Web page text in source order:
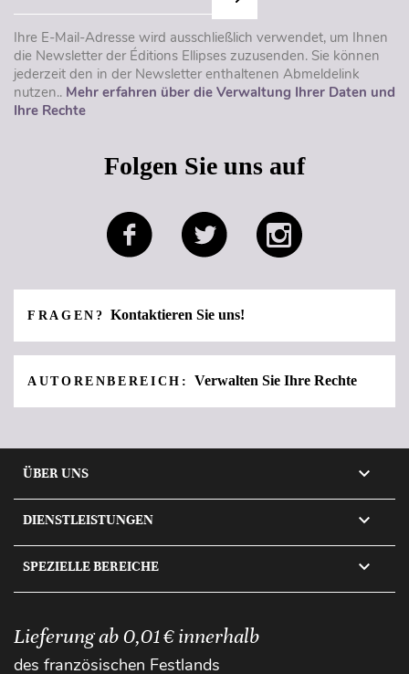
Ihre E-Mail-Adresse wird ausschließlich verwendet, um Ihnen
die Newsletter der Éditions Ellipses zuzusenden. Sie können
jederzeit den in der Newsletter enthaltenen Abmeldelink
nutzen.. Mehr erfahren über die Verwaltung Ihrer Daten und
Ihre Rechte
Folgen Sie uns auf
FRAGEN?Kontaktieren Sie uns!
AUTORENBEREICH:Verwalten Sie Ihre Rechte
ÜBER UNS 
DIENSTLEISTUNGEN 
SPEZIELLE BEREICHE 
Lieferung ab 0,01 € innerhalb
des französischen Festlands